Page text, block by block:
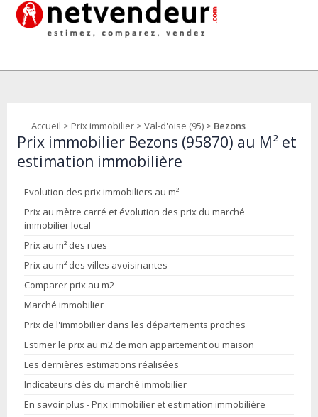
Accueil > Prix immobilier > Val-d'oise (95) > Bezons
Prix immobilier Bezons (95870) au M² et
estimation immobilière
Evolution des prix immobiliers au m²
Prix au mètre carré et évolution des prix du marché
immobilier local
Prix au m² des rues
Prix au m² des villes avoisinantes
Comparer prix au m2
Marché immobilier
Prix de l'immobilier dans les départements proches
Estimer le prix au m2 de mon appartement ou maison
Les dernières estimations réalisées
Indicateurs clés du marché immobilier
En savoir plus - Prix immobilier et estimation immobilière